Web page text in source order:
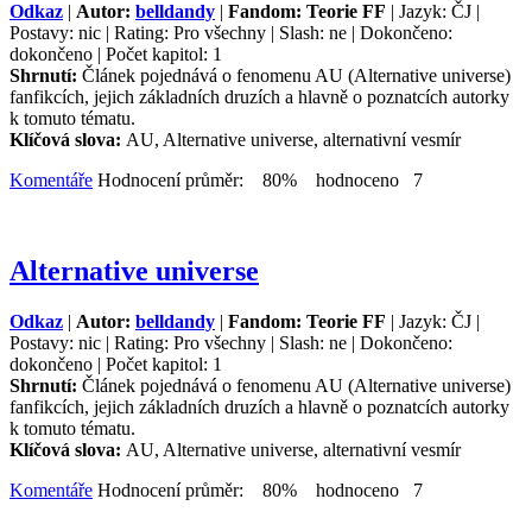
Odkaz | Autor: belldandy | Fandom: Teorie FF | Jazyk: ČJ |
Postavy: nic | Rating: Pro všechny | Slash: ne | Dokončeno:
dokončeno | Počet kapitol: 1
Shrnutí: Článek pojednává o fenomenu AU (Alternative universe)
fanfikcích, jejich základních druzích a hlavně o poznatcích autorky
k tomuto tématu.
Klíčová slova: AU, Alternative universe, alternativní vesmír
Komentáře Hodnocení průměr: 80% hodnoceno 7
Alternative universe
Odkaz | Autor: belldandy | Fandom: Teorie FF | Jazyk: ČJ |
Postavy: nic | Rating: Pro všechny | Slash: ne | Dokončeno:
dokončeno | Počet kapitol: 1
Shrnutí: Článek pojednává o fenomenu AU (Alternative universe)
fanfikcích, jejich základních druzích a hlavně o poznatcích autorky
k tomuto tématu.
Klíčová slova: AU, Alternative universe, alternativní vesmír
Komentáře Hodnocení průměr: 80% hodnoceno 7